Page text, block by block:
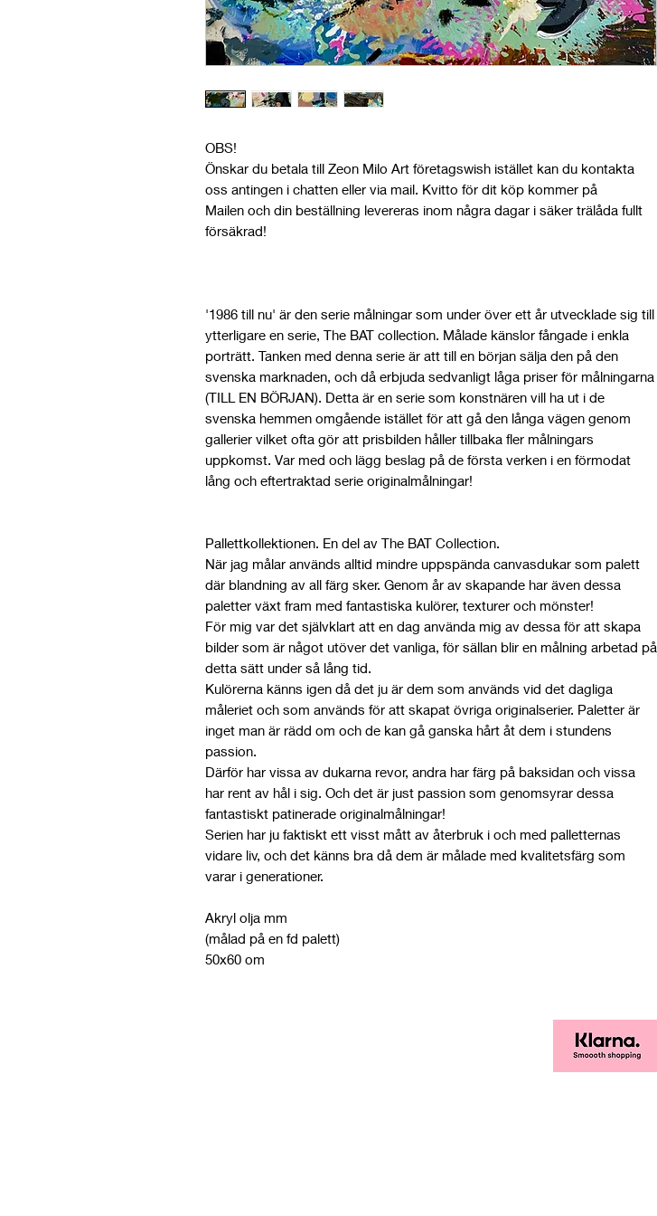
OBS!
Önskar du betala till Zeon Milo Art företagswish istället kan du kontakta
oss antingen i chatten eller via mail. Kvitto för dit köp kommer på
Mailen och din beställning levereras inom några dagar i säker trälåda fullt
försäkrad!
'1986 till nu' är den serie målningar som under över ett år utvecklade sig till
ytterligare en serie, The BAT collection. Målade känslor fångade i enkla
porträtt. Tanken med denna serie är att till en början sälja den på den
svenska marknaden, och då erbjuda sedvanligt låga priser för målningarna
(TILL EN BÖRJAN). Detta är en serie som konstnären vill ha ut i de
svenska hemmen omgående istället för att gå den långa vägen genom
gallerier vilket ofta gör att prisbilden håller tillbaka fler målningars
uppkomst. Var med och lägg beslag på de första verken i en förmodat
lång och eftertraktad serie originalmålningar!
Pallettkollektionen. En del av The BAT Collection.
När jag målar används alltid mindre uppspända canvasdukar som palett
där blandning av all färg sker. Genom år av skapande har även dessa
paletter växt fram med fantastiska kulörer, texturer och mönster!
För mig var det självklart att en dag använda mig av dessa för att skapa
bilder som är något utöver det vanliga, för sällan blir en målning arbetad på
detta sätt under så lång tid.
Kulörerna känns igen då det ju är dem som används vid det dagliga
måleriet och som används för att skapat övriga originalserier. Paletter är
inget man är rädd om och de kan gå ganska hårt åt dem i stundens
passion.
Därför har vissa av dukarna revor, andra har färg på baksidan och vissa
har rent av hål i sig. Och det är just passion som genomsyrar dessa
fantastiskt patinerade originalmålningar!
Serien har ju faktiskt ett visst mått av återbruk i och med palletternas
vidare liv, och det känns bra då dem är målade med kvalitetsfärg som
varar i generationer.
Akryl olja mm
(målad på en fd palett)
50x60 om